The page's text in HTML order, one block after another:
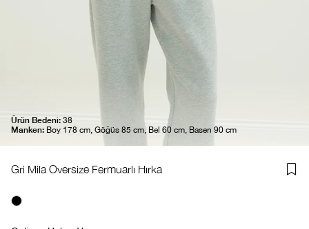
Ürün Bedeni: 38
Manken: Boy 178 cm, Göğüs 85 cm, Bel 60 cm, Basen 90 cm
Gri Mila Oversize Fermuarlı Hırka